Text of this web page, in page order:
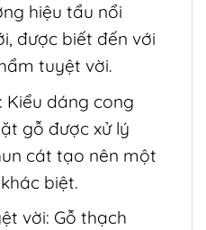
hiệu tẩu nổi
được biết đến với
tuyệt vời.
Kiểu dáng cong
gỗ được xử lý
cát tạo nên một
biệt.
vời: Gỗ thạch